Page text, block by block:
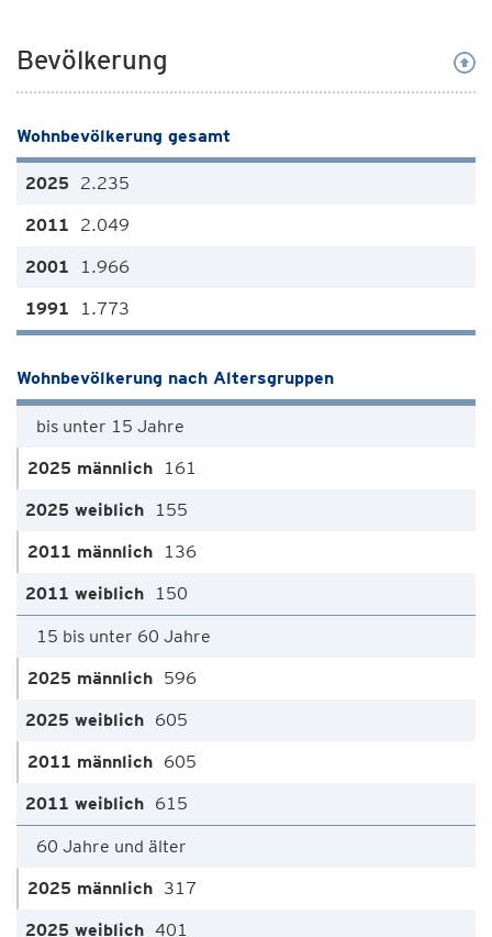
Bevölkerung
Wohnbevölkerung gesamt
2.235
2.049
1.966
1.773
Wohnbevölkerung nach Altersgruppen
bis unter 15 Jahre
161
155
136
150
15 bis unter 60 Jahre
596
605
605
615
60 Jahre und älter
317
401